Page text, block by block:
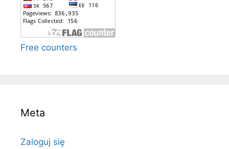
Free counters
Meta
Zaloguj się